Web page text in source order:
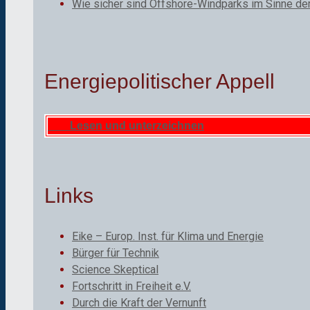
Wie sicher sind Offshore-Windparks im Sinne
Energiepolitischer Appell
Lesen und unterzeichnen
Links
Eike – Europ. Inst. für Klima und Energie
Bürger für Technik
Science Skeptical
Fortschritt in Freiheit e.V.
Durch die Kraft der Vernunft